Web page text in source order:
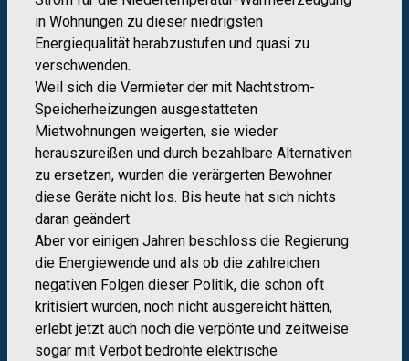
in Wohnungen zu dieser niedrigsten
Energiequalität herabzustufen und quasi zu
verschwenden.
Weil sich die Vermieter der mit Nachtstrom-
Speicherheizungen ausgestatteten
Mietwohnungen weigerten, sie wieder
herauszureißen und durch bezahlbare Alternativen
zu ersetzen, wurden die verärgerten Bewohner
diese Geräte nicht los. Bis heute hat sich nichts
daran geändert.
Aber vor einigen Jahren beschloss die Regierung
die Energiewende und als ob die zahlreichen
negativen Folgen dieser Politik, die schon oft
kritisiert wurden, noch nicht ausgereicht hätten,
erlebt jetzt auch noch die verpönte und zeitweise
sogar mit Verbot bedrohte elektrische